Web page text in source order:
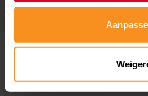
Bovenschoolse